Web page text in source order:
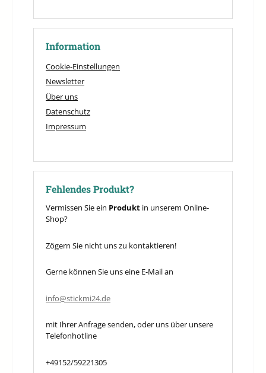
Information
Cookie-Einstellungen
Newsletter
Über uns
Datenschutz
Impressum
Fehlendes Produkt?
Vermissen Sie ein Produkt in unserem Online-
Shop?
Zögern Sie nicht uns zu kontaktieren!
Gerne können Sie uns eine E-Mail an
info@stickmi24.de
mit Ihrer Anfrage senden, oder uns über unsere
Telefonhotline
+49152/59221305